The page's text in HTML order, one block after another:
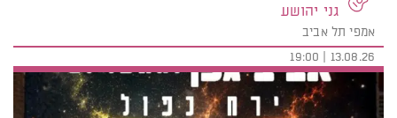
גני יהושע
אמפי תל אביב
13.08.26 | 19:00